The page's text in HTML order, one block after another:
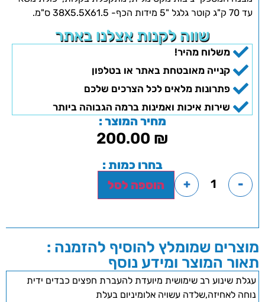
עד 70 ק"ג קוטר גלגל "5 מידות הכף- 38X5.5X61.5 ס"מ.
שווה לקנות אצלנו באתר
משלוח מהיר!
קנייה מאובטחת באתר או בטלפון
פתרונות מלאים לכל הצרכים שלכם
שירות איכות ואמינות ברמה הגבוהה ביותר
מחיר המוצר :
200.00 ₪
בחרו כמות :
-
+ הוספה לסל
מוצרים שמומלץ להוסיף להזמנה :
תאור המוצר ומידע נוסף
עגלת שינוע רב שימושית מיועדת להעברת חפצים כבדים ידית
נוחה לאחיזה,שלדה עשויה אלומיניום בעלת